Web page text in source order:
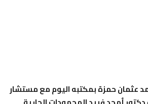
عثمان حمزة بمكتبه اليوم مع مستشار